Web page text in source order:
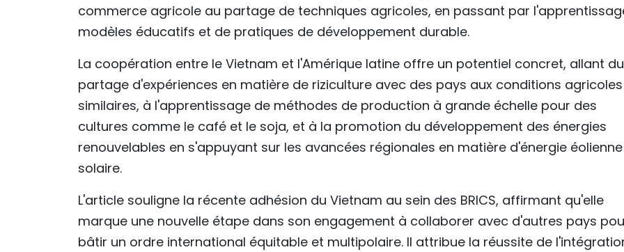
commerce agricole au partage de techniques agricoles, en passant par
modèles éducatifs et de pratiques de développement durable.
La coopération entre le Vietnam et l'Amérique latine offre un potentiel concret, allant du
partage d'expériences en matière de riziculture avec des pays aux conditions agricoles
similaires, à l'apprentissage de méthodes de production à grande échelle pour des
cultures comme le café et le soja, et à la promotion du développement des énergies
renouvelables en s'appuyant sur les avancées régionales en matière d'énergie
solaire.
L'article souligne la récente adhésion du Vietnam au sein des BRICS, affirmant qu'elle
marque une nouvelle étape dans son engagement à collaborer avec d'autres pays
bâtir un ordre international équitable et multipolaire. Il attribue la réussite de